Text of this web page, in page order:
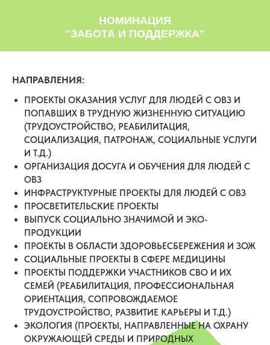
НОМИНАЦИЯ
"ЗАБОТА И ПОДДЕРЖКА"
НАПРАВЛЕНИЯ:
ПРОЕКТЫ ОКАЗАНИЯ УСЛУГ ДЛЯ ЛЮДЕЙ С ОВЗ И
ПОПАВШИХ В ТРУДНУЮ ЖИЗНЕННУЮ СИТУАЦИЮ
(ТРУДОУСТРОЙСТВО, РЕАБИЛИТАЦИЯ,
СОЦИАЛИЗАЦИЯ, ПАТРОНАЖ, СОЦИАЛЬНЫЕ УСЛУГИ
И Т.Д.)
ОРГАНИЗАЦИЯ ДОСУГА И ОБУЧЕНИЯ ДЛЯ ЛЮДЕЙ С
ОВЗ
ИНФРАСТРУКТУРНЫЕ ПРОЕКТЫ ДЛЯ ЛЮДЕЙ С ОВЗ
ПРОСВЕТИТЕЛЬСКИЕ ПРОЕКТЫ
ВЫПУСК СОЦИАЛЬНО ЗНАЧИМОЙ И ЭКО-
ПРОДУКЦИИ
ПРОЕКТЫ В ОБЛАСТИ ЗДОРОВЬЕСБЕРЕЖЕНИЯ И ЗОЖ
СОЦИАЛЬНЫЕ ПРОЕКТЫ В СФЕРЕ МЕДИЦИНЫ
ПРОЕКТЫ ПОДДЕРЖКИ УЧАСТНИКОВ СВО И ИХ
СЕМЕЙ (РЕАБИЛИТАЦИЯ, ПРОФЕССИОНАЛЬНАЯ
ОРИЕНТАЦИЯ, СОПРОВОЖДАЕМОЕ
ТРУДОУСТРОЙСТВО, РАЗВИТИЕ КАРЬЕРЫ И Т.Д.)
ЭКОЛОГИЯ (ПРОЕКТЫ, НАПРАВЛЕННЫЕ НА ОХРАНУ
ОКРУЖАЮЩЕЙ СРЕДЫ И ПРИРОДНЫХ